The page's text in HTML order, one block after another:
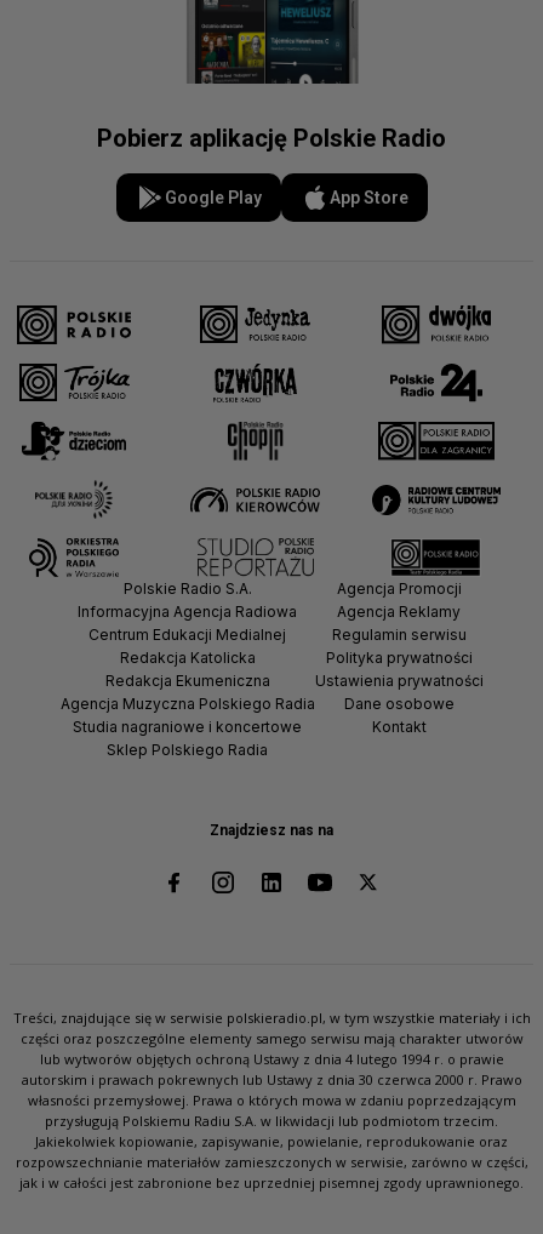
Pobierz aplikację Polskie Radio
Google Play App Store
Znajdziesz nas na
Polskie Radio S.A.
Informacyjna Agencja Radiowa
Centrum Edukacji Medialnej
Redakcja Katolicka
Redakcja Ekumeniczna
Agencja Muzyczna Polskiego Radia
Studia nagraniowe i koncertowe
Sklep Polskiego Radia
Agencja Promocji
Agencja Reklamy
Regulamin serwisu
Polityka prywatności
Ustawienia prywatności
Dane osobowe
Kontakt
Treści, znajdujące się w serwisie polskieradio.pl, w tym wszystkie materiały i ich
części oraz poszczególne elementy samego serwisu mają charakter utworów
lub wytworów objętych ochroną Ustawy z dnia 4 lutego 1994 r. o prawie
autorskim i prawach pokrewnych lub Ustawy z dnia 30 czerwca 2000 r. Prawo
własności przemysłowej. Prawa o których mowa w zdaniu poprzedzającym
przysługują Polskiemu Radiu S.A. w likwidacji lub podmiotom trzecim.
Jakiekolwiek kopiowanie, zapisywanie, powielanie, reprodukowanie oraz
rozpowszechnianie materiałów zamieszczonych w serwisie, zarówno w części,
jak i w całości jest zabronione bez uprzedniej pisemnej zgody uprawnionego.